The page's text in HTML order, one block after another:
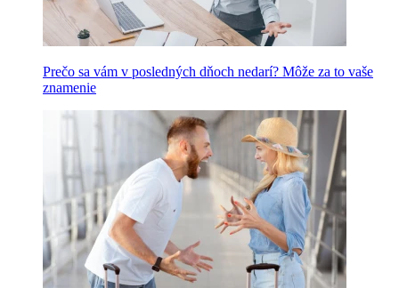
Prečo sa vám v posledných dňoch nedarí? Môže za to vaše
znamenie